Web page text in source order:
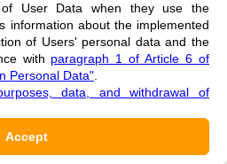
нарушений окислительного
региона настоятельно
приема препаратов,
резервы организма
развития заболеваний, в
лежит окислительный стресс,
of User Data when they use the
information about the implemented
of Users' personal data and the
with paragraph 1 of Article 6 of
Personal Data"
data, and withdrawal of
Accept